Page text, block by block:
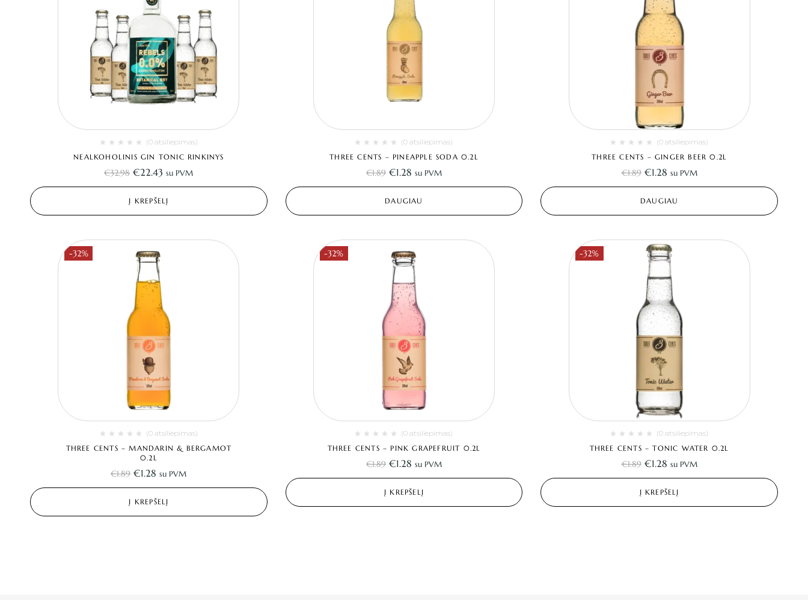
(0 atsiliepimas)
NEALKOHOLINIS GIN TONIC RINKINYS
€32.98 €22.43 su PVM
Į KREPŠELĮ
(0 atsiliepimas)
THREE CENTS – PINEAPPLE SODA 0.2L
€1.89 €1.28 su PVM
DAUGIAU
(0 atsiliepimas)
THREE CENTS – GINGER BEER 0.2L
€1.89 €1.28 su PVM
DAUGIAU
-32%
(0 atsiliepimas)
THREE CENTS – MANDARIN & BERGAMOT
0.2L
€1.89 €1.28 su PVM
Į KREPŠELĮ
-32%
(0 atsiliepimas)
THREE CENTS – PINK GRAPEFRUIT 0.2L
€1.89 €1.28 su PVM
Į KREPŠELĮ
-32%
(0 atsiliepimas)
THREE CENTS – TONIC WATER 0.2L
€1.89 €1.28 su PVM
Į KREPŠELĮ